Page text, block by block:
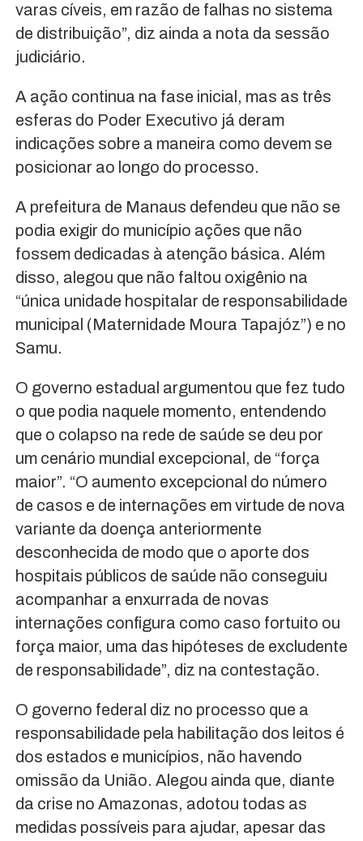
varas cíveis, em razão de falhas no sistema
de distribuição”, diz ainda a nota da sessão
judiciário.
A ação continua na fase inicial, mas as três
esferas do Poder Executivo já deram
indicações sobre a maneira como devem se
posicionar ao longo do processo.
A prefeitura de Manaus defendeu que não se
podia exigir do município ações que não
fossem dedicadas à atenção básica. Além
disso, alegou que não faltou oxigênio na
“única unidade hospitalar de responsabilidade
municipal (Maternidade Moura Tapajóz”) e no
Samu.
O governo estadual argumentou que fez tudo
o que podia naquele momento, entendendo
que o colapso na rede de saúde se deu por
um cenário mundial excepcional, de “força
maior”. “O aumento excepcional do número
de casos e de internações em virtude de nova
variante da doença anteriormente
desconhecida de modo que o aporte dos
hospitais públicos de saúde não conseguiu
acompanhar a enxurrada de novas
internações configura como caso fortuito ou
força maior, uma das hipóteses de excludente
de responsabilidade”, diz na contestação.
O governo federal diz no processo que a
responsabilidade pela habilitação dos leitos é
dos estados e municípios, não havendo
omissão da União. Alegou ainda que, diante
da crise no Amazonas, adotou todas as
medidas possíveis para ajudar, apesar das